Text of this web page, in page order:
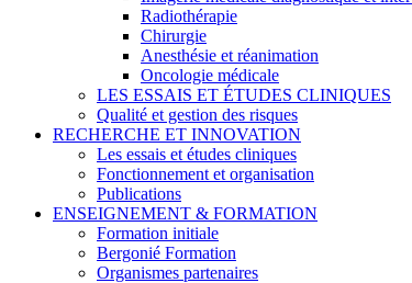
Radiothérapie
Chirurgie
Anesthésie et réanimation
Oncologie médicale
LES ESSAIS ET ÉTUDES CLINIQUES
Qualité et gestion des risques
RECHERCHE ET INNOVATION
Les essais et études cliniques
Fonctionnement et organisation
Publications
ENSEIGNEMENT & FORMATION
Formation initiale
Bergonié Formation
Organismes partenaires